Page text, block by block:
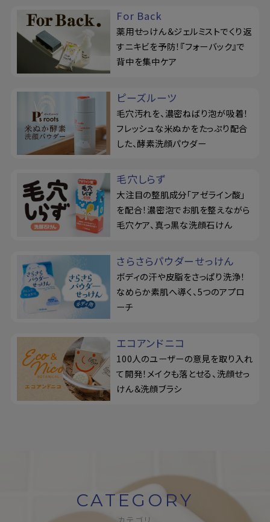
For Back
薬用せっけん＆ジェルミストでくり返
すニキビを予防！『フォーバック』で
背中を集中ケア
ピーズルーツ
毛穴汚れを、濃密ねばり泡が吸着！
フレッシュな米ぬかをたっぷり配合
した、酵素洗顔パウダー
毛穴しらず
大注目の整肌成分「アゼライン酸」
を配合！濃密泡でお肌を整えながら
毛穴ケア、真っ黒な洗顔石けん
さらさらパウダーせっけん
ボディの汗や皮脂をさっぱり洗浄！
なめらか素肌へ導く、5つのアプロ
ーチ
エコアンドニコ
100人のユーザーの意見を取り入れ
て開発！メイクも落とせる、洗顔せっ
けん＆洗顔ブラシ
CATEGORY